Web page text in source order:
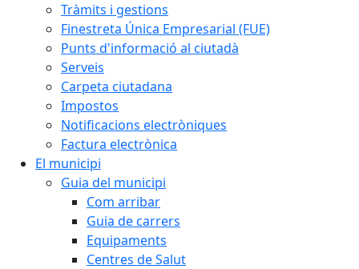
Tràmits i gestions
Finestreta Única Empresarial (FUE)
Punts d'informació al ciutadà
Serveis
Carpeta ciutadana
Impostos
Notificacions electròniques
Factura electrònica
El municipi
Guia del municipi
Com arribar
Guia de carrers
Equipaments
Centres de Salut